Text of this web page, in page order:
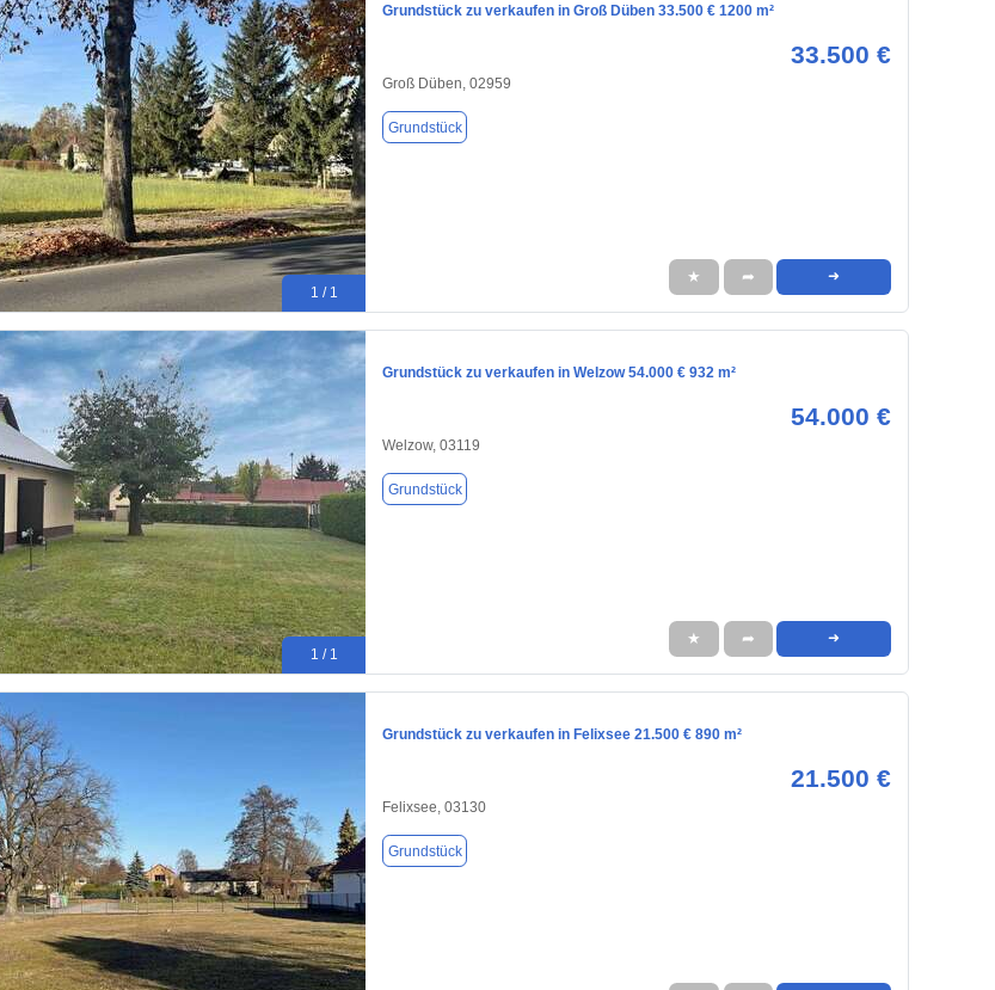
1 / 1
Grundstück zu verkaufen in Groß Düben 33.500 € 1200 m²
33.500 €
Groß Düben, 02959
Grundstück
★ ➦ ➜
1 / 1
Grundstück zu verkaufen in Welzow 54.000 € 932 m²
54.000 €
Welzow, 03119
Grundstück
★ ➦ ➜
Grundstück zu verkaufen in Felixsee 21.500 € 890 m²
21.500 €
Felixsee, 03130
Grundstück